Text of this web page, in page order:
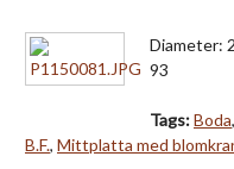
Diameter:
93
Tags:Boda,
B.F., Mittplatta med